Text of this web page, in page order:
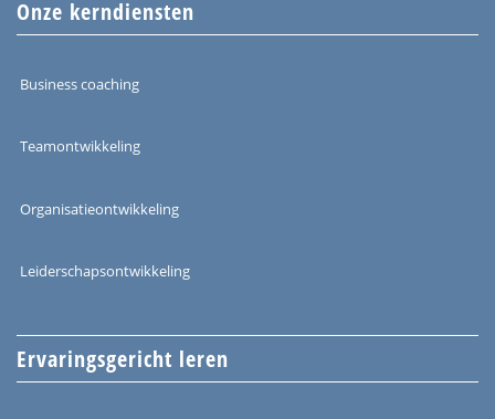
Onze kerndiensten
Business coaching
Teamontwikkeling
Organisatieontwikkeling
Leiderschapsontwikkeling
Ervaringsgericht leren